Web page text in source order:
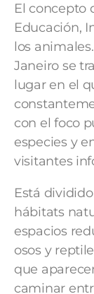
El concepto
Educación,
los
Janeiro se
lugar en el
con el foco
especies y
visitantes
Está
hábitats
espacios
osos y
que
caminar